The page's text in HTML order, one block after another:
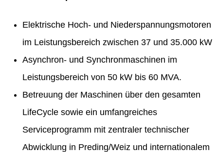
Elektrische Hoch- und Niederspannungsmotoren
im Leistungsbereich zwischen 37 und 35.000 kW
Asynchron- und Synchronmaschinen im
Leistungsbereich von 50 kW bis 60 MVA.
Betreuung der Maschinen über den gesamten
LifeCycle sowie ein umfangreiches
Serviceprogramm mit zentraler technischer
Abwicklung in Preding/Weiz und internationalem